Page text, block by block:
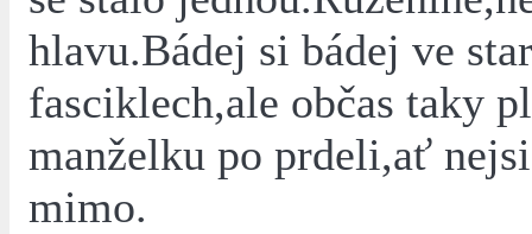
hlavu.Bádej si bádej ve
fasciklech,ale občas taky
manželku po prdeli,ať
mimo.